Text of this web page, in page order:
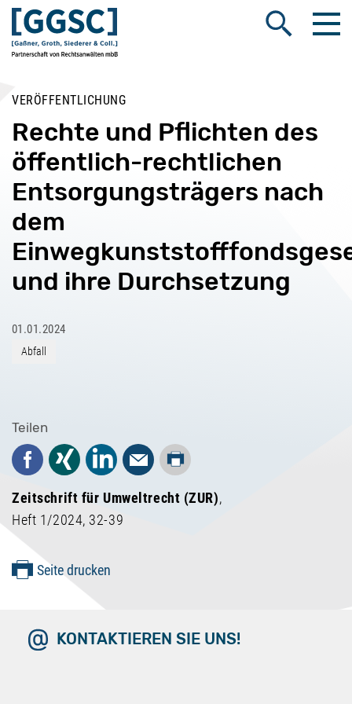
Suche öffnen
VERÖFFENTLICHUNG
Rechte und Pflichten des
öffentlich-rechtlichen
Entsorgungsträgers nach
dem
und ihre Durchsetzung
01.01.2024
Abfall
Teilen
Facebook
Xing LinkedInMail
Drucken
Zeitschrift für Umweltrecht (ZUR),
Heft 1/2024, 32-39
Seite drucken
KONTAKTIEREN SIE UNS!